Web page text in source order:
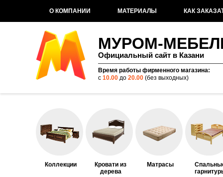
О КОМПАНИИ МАТЕРИАЛЫ КАК
МУРОМ-
Официальный сайт в Казани
Время работы фирменного магазина:
с 10.00 до 20.00 (без выходных)
Коллекции
Кровати из
дерева
Матрасы